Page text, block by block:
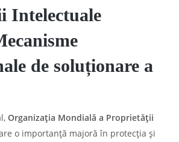
Intelectuale
de soluționare a
Organizația Mondială a Proprietății
o importanță majoră în protecția și